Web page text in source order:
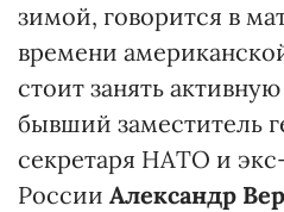
зимой, говорится в
времени
стоит занять
бывший заместитель
секретаря НАТО и
России Александр